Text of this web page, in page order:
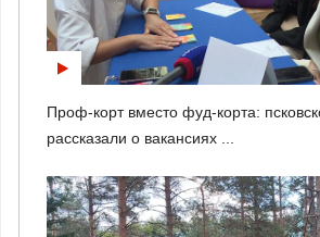
Проф-корт вместо фуд-корта:
рассказали о вакансиях ...